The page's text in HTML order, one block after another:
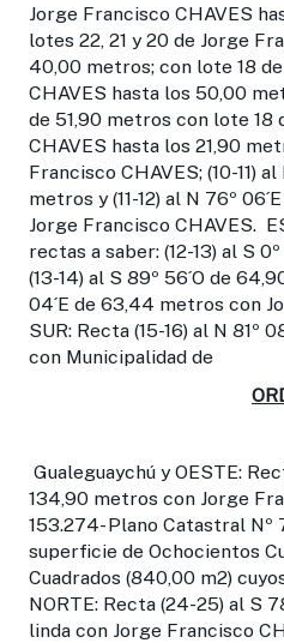
Jorge Francisco CHAVES
lotes 22, 21 y 20 de Jorge
40,00 metros; con lote 18
CHAVES hasta los 50,00
de 51,90 metros con lote 18
CHAVES hasta los 21,90
Francisco CHAVES; (10-11)
metros y (11-12) al N 76º
Jorge Francisco CHAVES.
rectas a saber: (12-13) al S
(13-14) al S 89º 56´O de
04´E de 63,44 metros con
SUR: Recta (15-16) al N 81º
con Municipalidad de
Gualeguaychú y OESTE:
134,90 metros con Jorge
153.274- Plano Catastral Nº
superficie de Ochocientos
Cuadrados (840,00 m2)
NORTE: Recta (24-25) al S
linda con Jorge Francisco